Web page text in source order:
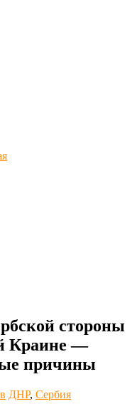
стороны
Краине —
причины
ДНР, Сербия